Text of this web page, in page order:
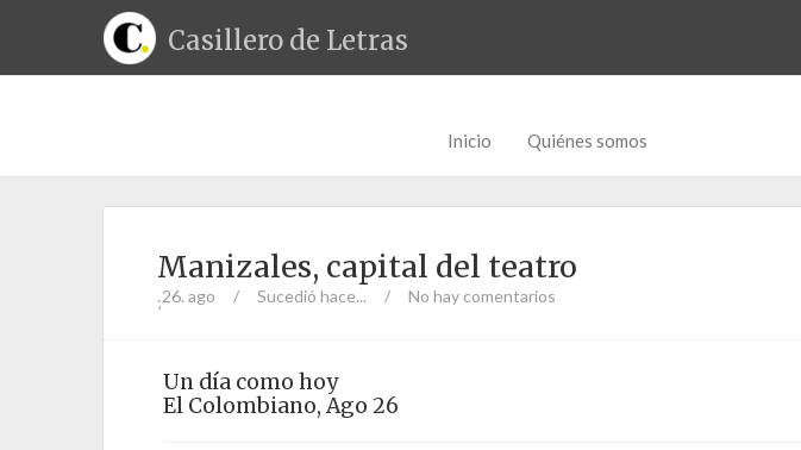
Casillero de Letras
Inicio Quiénes somos
Manizales, capital del teatro
;26. ago / Sucedió hace... / No hay comentarios
Un día como hoy
El Colombiano, Ago 26